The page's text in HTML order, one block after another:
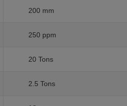
200 mm
250 ppm
20 Tons
2.5 Tons